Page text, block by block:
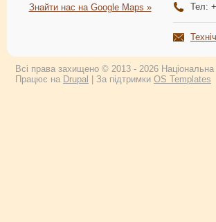
Знайти нас на Google Maps »
Тел:
Всі права захищено © 2013 - 2026 Національна
Працює на Drupal | За підтримки OS Templates